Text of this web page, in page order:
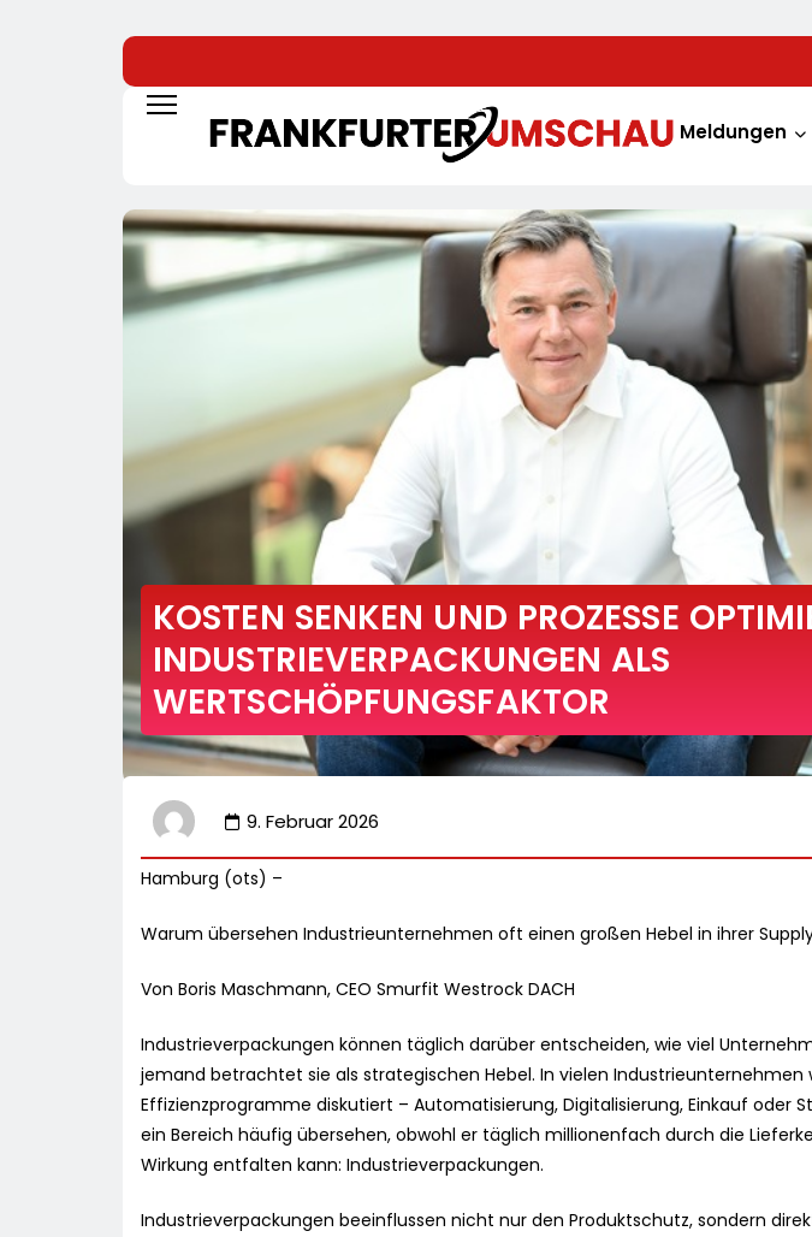
Meldungen
KOSTEN SENKEN UND PROZESSE
INDUSTRIEVERPACKUNGEN ALS
WERTSCHÖPFUNGSFAKTOR
9. Februar 2026
Hamburg (ots) –
Warum übersehen Industrieunternehmen oft einen großen Hebel in ihrer
Von Boris Maschmann, CEO Smurfit Westrock DACH
Industrieverpackungen können täglich darüber entscheiden, wie viel
jemand betrachtet sie als strategischen Hebel. In vielen Industrieunternehmen
Effizienzprogramme diskutiert – Automatisierung, Digitalisierung, Einkauf oder
ein Bereich häufig übersehen, obwohl er täglich millionenfach durch die
Wirkung entfalten kann: Industrieverpackungen.
Industrieverpackungen beeinflussen nicht nur den Produktschutz, sondern